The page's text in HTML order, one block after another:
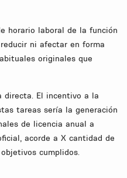
horario laboral de la función
ni afectar en forma
originales que
directa. El incentivo a la
tareas sería la generación
de licencia anual a
acorde a X cantidad de
cumplidos.